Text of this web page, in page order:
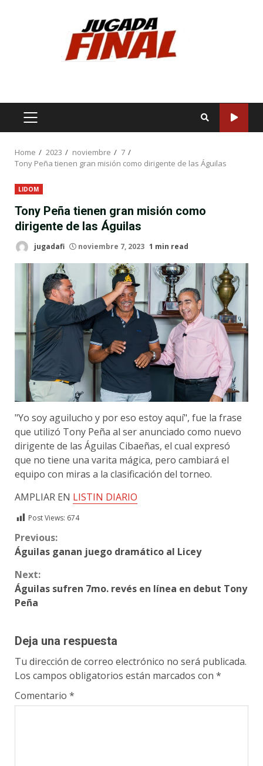
PRIMARY
Home 2023 noviembre
7
Tony Peña tienen gran misión como dirigente de las Águilas
LIDOM
Tony Peña tienen gran misión como
dirigente de las Águilas
jugadafi noviembre 7, 2023 1 min read
"Yo soy aguilucho y por eso estoy aquí", fue la frase
que utilizó Tony Peña al ser anunciado como nuevo
dirigente de las Águilas Cibaeñas, el cual expresó
que no tiene una varita mágica, pero cambiará el
equipo con miras a la clasificación del torneo.
AMPLIAR EN LISTIN DIARIO
Post Views: 674
Continue
Reading
Previous:
Águilas ganan juego dramático al Licey
Next:
Águilas sufren 7mo. revés en línea en debut Tony
Peña
Deja una respuesta
Tu dirección de correo electrónico no será publicada.
Los campos obligatorios están marcados con *
Comentario *